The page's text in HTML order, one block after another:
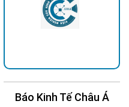
Báo Kinh Tế Châu Á